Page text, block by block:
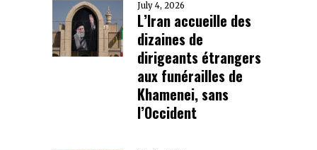
July 4, 2026
L’Iran accueille des
dizaines de
dirigeants étrangers
aux funérailles de
Khamenei, sans
l’Occident